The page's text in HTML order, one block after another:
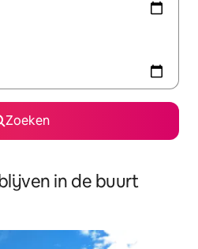
Zoeken
in de buurt